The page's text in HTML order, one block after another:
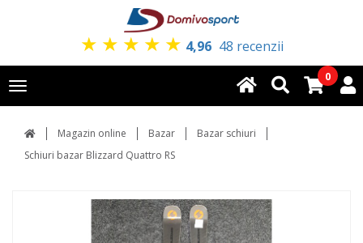
★ ★ ★ ★ ★ 4,96 48 recenzii
Toggle
navigation
0
Magazin online Bazar
Bazar schiuri
Schiuri bazar Blizzard Quattro RS